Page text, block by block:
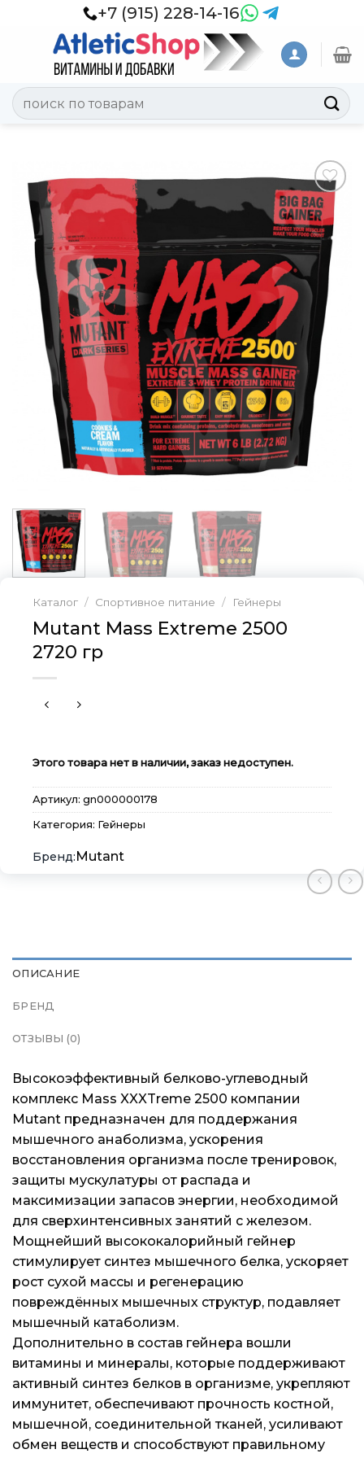
+7 (915) 228-14-16
Искать:
Добавить
в
Вишлист
Каталог / Спортивное питание / Гейнеры
Mutant Mass Extreme 2500
2720 гр
Этого товара нет в наличии, заказ недоступен.
Артикул: gn000000178
Категория: Гейнеры
Mutant
ОПИСАНИЕ
БРЕНД
ОТЗЫВЫ (0)
Высокоэффективный белково-углеводный
комплекс Mass XXXTreme 2500 компании
Mutant предназначен для поддержания
мышечного анаболизма, ускорения
восстановления организма после тренировок,
защиты мускулатуры от распада и
максимизации запасов энергии, необходимой
для сверхинтенсивных занятий с железом.
Мощнейший высококалорийный гейнер
стимулирует синтез мышечного белка, ускоряет
рост сухой массы и регенерацию
повреждённых мышечных структур, подавляет
мышечный катаболизм.
Дополнительно в состав гейнера вошли
витамины и минералы, которые поддерживают
активный синтез белков в организме, укрепляют
иммунитет, обеспечивают прочность костной,
мышечной, соединительной тканей, усиливают
обмен веществ и способствуют правильному
×
Подарочные сертификаты
Магазины
Контакты
Доставка и оплата
Блог
×
Подарочные сертификаты
Магазины
Контакты
Доставка и оплата
Блог
×
Подарочные сертификаты
Магазины
Контакты
Доставка и оплата
Блог